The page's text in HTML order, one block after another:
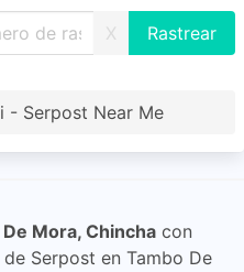
X
- Serpost Near Me
Mora, Chincha con
Serpost en Tambo De